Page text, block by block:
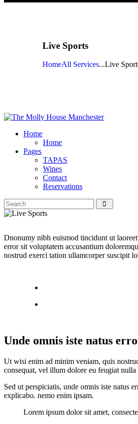
Live Sports
HomeAll Services...Live
Home
Home
Pages
TAPAS
Wines
Contact
Reservations
Dnonumy nibh euismod tincidunt ut
error sit voluptatem accusantium
nostrud exerci tation ullamcorper suscipit
Unde omnis iste natus
Ut wisi enim ad minim veniam, quis
consequat, vel illum dolore eu feugiat
Sed ut perspiciatis, unde omnis iste natus
explicabo. nemo enim ipsam.
Lorem ipsum dolor sit amet,